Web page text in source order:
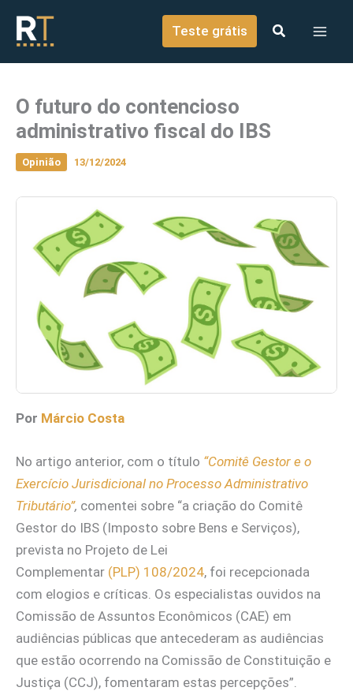
conteúdo
Teste grátis
O futuro do contencioso
administrativo fiscal do IBS
Opinião 13/12/2024
Por Márcio Costa
No artigo anterior, com o título “Comitê Gestor e o
Exercício Jurisdicional no Processo Administrativo
Tributário”, comentei sobre “a criação do Comitê
Gestor do IBS (Imposto sobre Bens e Serviços),
prevista no Projeto de Lei
Complementar (PLP) 108/2024, foi recepcionada
com elogios e críticas. Os especialistas ouvidos na
Comissão de Assuntos Econômicos (CAE) em
audiências públicas que antecederam as audiências
que estão ocorrendo na Comissão de Constituição e
Justiça (CCJ), fomentaram estas percepções”.